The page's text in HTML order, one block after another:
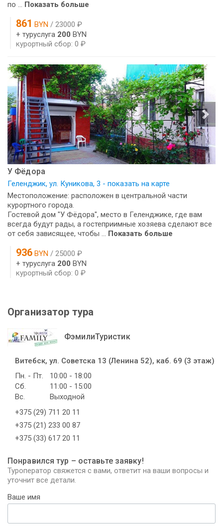
по ... Показать больше
861 BYN / 23000 ₽
+ туруслуга 200 BYN
курортный сбор: 0 ₽
У Фёдора
Геленджик, ул. Куникова, 3 - показать на карте
Местоположение: расположен в центральной части
курортного города.
Гостевой дом "У Фёдора", место в Геленджике, где вам
всегда будут рады, а гостеприимные хозяева сделают все
от себя зависящее, чтобы ... Показать больше
936 BYN / 25000 ₽
+ туруслуга 200 BYN
курортный сбор: 0 ₽
Организатор тура
ФэмилиТуристик
Витебск, ул. Советска 13 (Ленина 52), каб. 69 (3 этаж)
Пн. - Пт.
10:00 - 18:00
Сб.
11:00 - 15:00
Вс.
Выходной
+375 (29) 711 20 11
+375 (21) 233 00 87
+375 (33) 617 20 11
Понравился тур – оставьте заявку!
Туроператор свяжется с вами, ответит на ваши вопросы и
уточнит все детали.
Ваше имя